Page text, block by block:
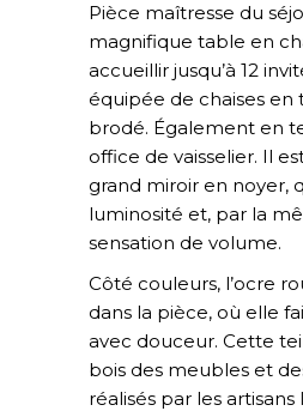
Pièce maîtresse du
magnifique table en
accueillir jusqu’à 12
équipée de chaises en
brodé. Également en
office de vaisselier. Il
grand miroir en noyer,
luminosité et, par la
sensation de volume.
Côté couleurs, l’ocre
dans la pièce, où elle
avec douceur. Cette
bois des meubles et
réalisés par les artisans